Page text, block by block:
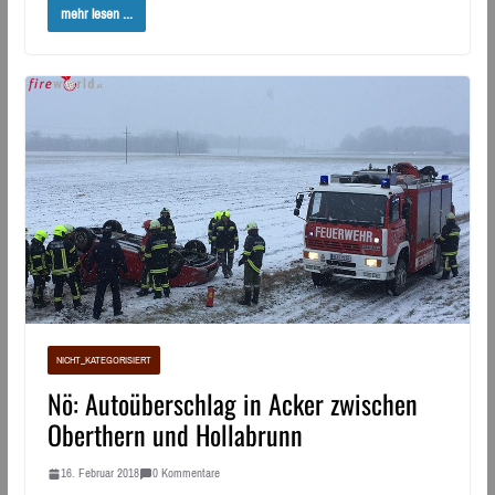
mehr lesen ...
NICHT_KATEGORISIERT
Nö: Autoüberschlag in Acker zwischen
Oberthern und Hollabrunn
16. Februar 2018 0 Kommentare